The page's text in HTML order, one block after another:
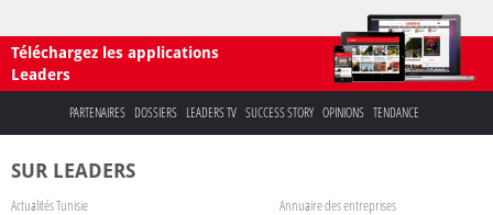
Téléchargez les applications
Leaders
PARTENAIRES DOSSIERS LEADERS TV SUCCESS STORY OPINIONS TENDANCE
SUR LEADERS
Actualités Tunisie Annuaire des entreprises